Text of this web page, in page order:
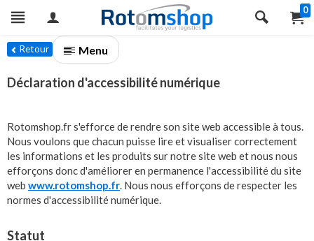
0
Retour Menu
Déclaration d'accessibilité numérique
Rotomshop.fr s'efforce de rendre son site web accessible à tous.
Nous voulons que chacun puisse lire et visualiser correctement
les informations et les produits sur notre site web et nous nous
efforçons donc d'améliorer en permanence l'accessibilité du site
web www.rotomshop.fr. Nous nous efforçons de respecter les
normes d'accessibilité numérique.
Statut